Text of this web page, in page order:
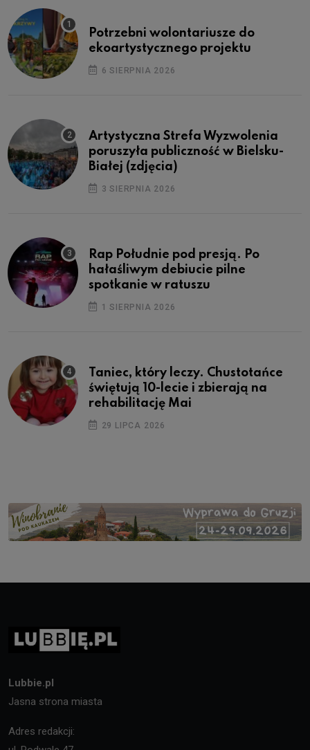
Potrzebni wolontariusze do
ekoartystycznego projektu
6 SIERPNIA 2026
Artystyczna Strefa Wyzwolenia
poruszyła publiczność w Bielsku-
Białej (zdjęcia)
3 SIERPNIA 2026
Rap Południe pod presją. Po
hałaśliwym debiucie pilne
spotkanie w ratuszu
1 SIERPNIA 2026
Taniec, który leczy. Chustotańce
świętują 10-lecie i zbierają na
rehabilitację Mai
29 LIPCA 2026
Lubbie.pl
Jasna strona miasta
Adres redakcji: